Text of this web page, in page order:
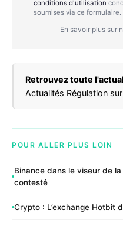
conditions d'utilisation
soumises via ce formulaire.
En savoir plus sur
Retrouvez toute
Actualités Régulation
POUR ALLER PLUS LOIN
Binance dans le viseur de
contesté
Crypto : L’exchange Hotbit